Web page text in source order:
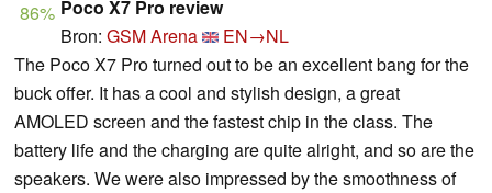
86% Poco X7 Pro review
Bron: GSM Arena
EN→NL
The Poco X7 Pro turned out to be an excellent bang for the
buck offer. It has a cool and stylish design, a great
AMOLED screen and the fastest chip in the class. The
battery life and the charging are quite alright, and so are the
speakers. We were also impressed by the smoothness of